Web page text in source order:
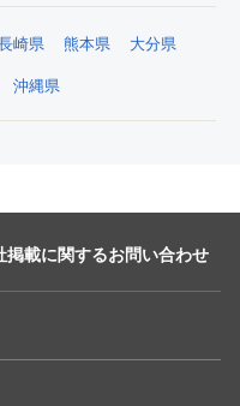
崎県 熊本県 大分県
沖縄県
掲載に関するお問い合わせ